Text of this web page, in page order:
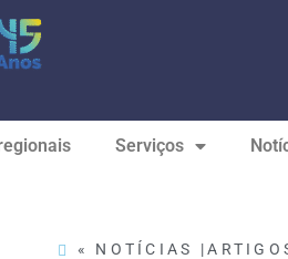
Serviços
« NOTÍCIAS |